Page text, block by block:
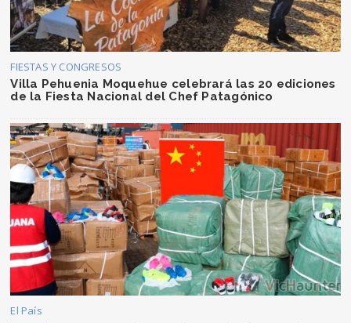
FIESTAS Y CONGRESOS
Villa Pehuenia Moquehue celebrará las 20 ediciones
de la Fiesta Nacional del Chef Patagónico
El País